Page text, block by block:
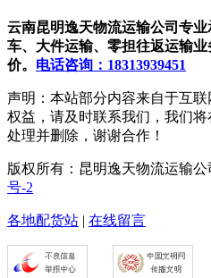
云南昆明逸天物流运输公司专
车、大件运输、零担往返运输
价。 电话咨询：18313939451
声明：本站部分内容来自于互
权益，请及时联系我们，我们
处理并删除，谢谢合作！
版权所有：昆明逸天物流运输公
号-2
各地配货站 | 在线留言